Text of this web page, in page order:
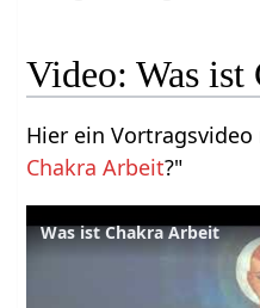
Video: Was ist
Hier ein
Chakra Arbeit?"
Was ist Chakra Arbeit